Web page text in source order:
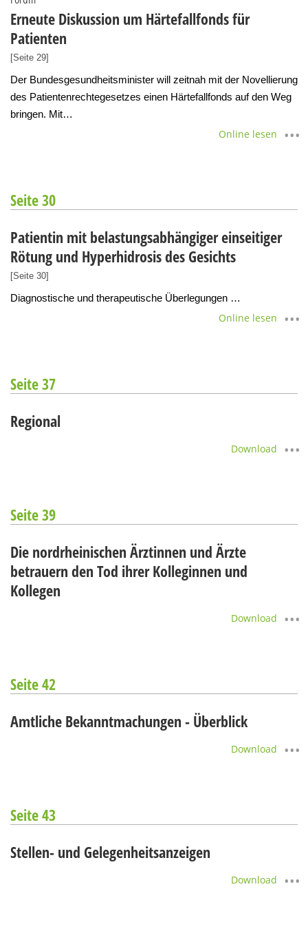
Erneute Diskussion um Härtefallfonds für
Patienten
[Seite 29]
Der Bundesgesundheitsminister will zeitnah mit der Novellierung
des Patientenrechtegesetzes einen Härtefallfonds auf den Weg
bringen. Mit…
Online lesen
Seite 30
Patientin mit belastungsabhängiger einseitiger
Rötung und Hyperhidrosis des Gesichts
[Seite 30]
Diagnostische und therapeutische Überlegungen …
Online lesen
Seite 37
Regional
Download
Seite 39
Die nordrheinischen Ärztinnen und Ärzte
betrauern den Tod ihrer Kolleginnen und
Kollegen
Download
Seite 42
Amtliche Bekanntmachungen - Überblick
Download
Seite 43
Stellen- und Gelegenheitsanzeigen
Download